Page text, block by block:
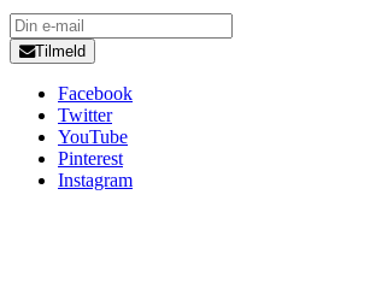
Tilmeld
Facebook
Twitter
YouTube
Pinterest
Instagram